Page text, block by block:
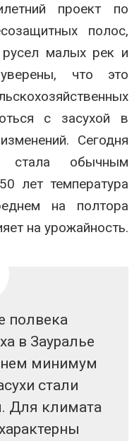
проект по
полос,
малых рек и
что это
с засухой в
Сегодня
стала обычным
лет температура
на полтора
на урожайность.
полвека
в Зауралье
минимум
стали
Для климата